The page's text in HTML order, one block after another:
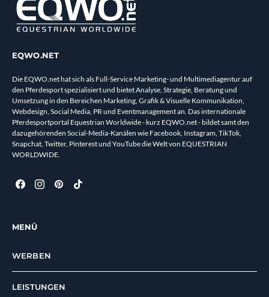
EQWO.NET
Die EQWO.net hat sich als Full-Service Marketing- und Multimediagentur auf
den Pferdesport spezialisiert und bietet Analyse, Strategie, Beratung und
Umsetzung in den Bereichen Marketing, Grafik & Visuelle Kommunikation,
Webdesign, Social Media, PR und Eventmanagement an. Das internationale
Pferdesportportal Equestrian Worldwide - kurz EQWO.net - bildet samt den
dazugehörenden Social-Media-Kanälen wie Facebook, Instagram, TikTok,
Snapchat, Twitter, Pinterest und YouTube die Welt von EQUESTRIAN
WORLDWIDE.
MENÜ
WERBEN
LEISTUNGEN